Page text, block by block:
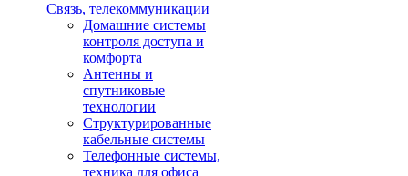
Связь, телекоммуникации
Домашние системы
контроля доступа и
комфорта
Антенны и
спутниковые
технологии
Структурированные
кабельные системы
Телефонные системы,
техника для офиса